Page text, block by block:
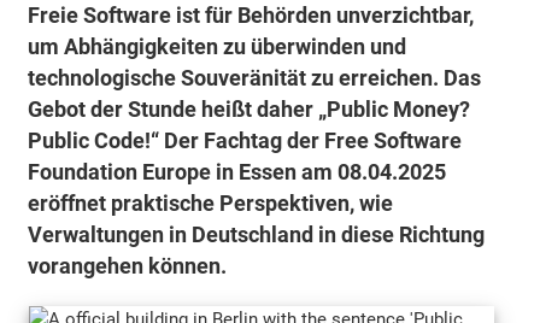
Freie Software ist für Behörden unverzichtbar,
um Abhängigkeiten zu überwinden und
technologische Souveränität zu erreichen. Das
Gebot der Stunde heißt daher „Public Money?
Public Code!“ Der Fachtag der Free Software
Foundation Europe in Essen am 08.04.2025
eröffnet praktische Perspektiven, wie
Verwaltungen in Deutschland in diese Richtung
vorangehen können.